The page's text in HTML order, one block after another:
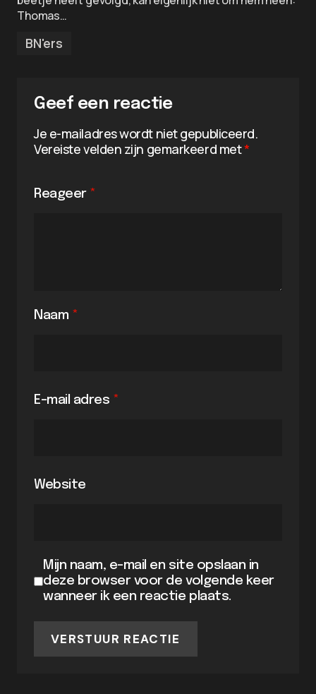
Thomas…
BN'ers
Geef een reactie
Je e-mailadres wordt niet gepubliceerd.
Vereiste velden zijn gemarkeerd met*
Reageer *
Naam *
E-mail adres *
Website
Mijn naam, e-mail en site opslaan in
deze browser voor de volgende keer
wanneer ik een reactie plaats.
VERSTUUR REACTIE